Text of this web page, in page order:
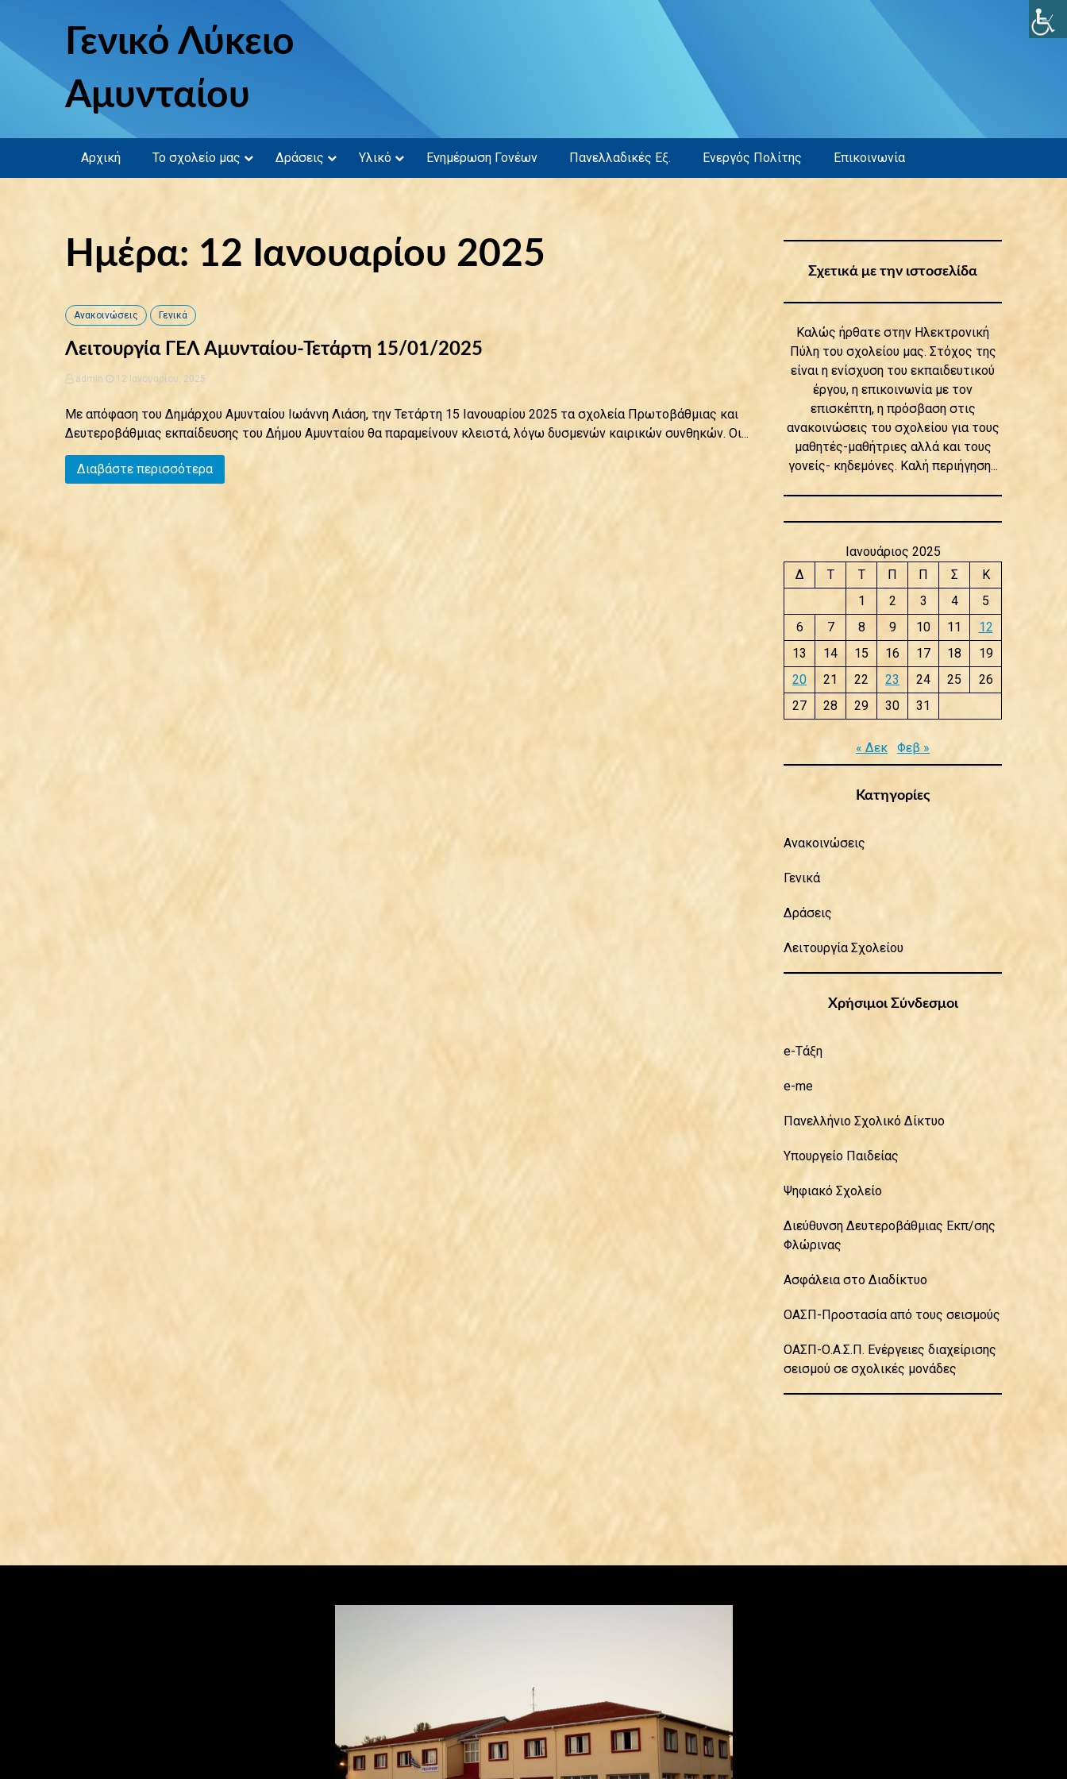
content
Γενικό Λύκειο
Αμυνταίου
Αρχική Το σχολείο μας Δράσεις Υλικό Ενημέρωση Γονέων Πανελλαδικές Εξ. Ενεργός Πολίτης Επικοινωνία
Ημέρα: 12 Ιανουαρίου 2025
Ανακοινώσεις Γενικά
Λειτουργία ΓΕΛ Αμυνταίου-Τετάρτη 15/01/2025
admin 12 Ιανουαρίου, 2025
Με απόφαση του Δημάρχου Αμυνταίου Ιωάννη Λιάση, την Τετάρτη 15 Ιανουαρίου 2025 τα σχολεία Πρωτοβάθμιας και
Δευτεροβάθμιας εκπαίδευσης του Δήμου Αμυνταίου θα παραμείνουν κλειστά, λόγω δυσμενών καιρικών συνθηκών. Οι...
Διαβάστε περισσότερα
Σχετικά με την ιστοσελίδα
Καλώς ήρθατε στην Ηλεκτρονική
Πύλη του σχολείου μας. Στόχος της
είναι η ενίσχυση του εκπαιδευτικού
έργου, η επικοινωνία με τον
επισκέπτη, η πρόσβαση στις
ανακοινώσεις του σχολείου για τους
μαθητές-μαθήτριες αλλά και τους
γονείς- κηδεμόνες. Καλή περιήγηση...
Ιανουάριος 2025
Δ
Τ Τ Π Π Σ
Κ
1
2 3 4
5
6
7 8 9 10 11
12
13
14 15 16 17 18
19
20
21 22 23 24 25
26
27
28 29 30 31
« Δεκ Φεβ »
Κατηγορίες
Ανακοινώσεις
Γενικά
Δράσεις
Λειτουργία Σχολείου
Χρήσιμοι Σύνδεσμοι
e-Τάξη
e-me
Πανελλήνιο Σχολικό Δίκτυο
Υπουργείο Παιδείας
Ψηφιακό Σχολείο
Διεύθυνση Δευτεροβάθμιας Εκπ/σης
Φλώρινας
Ασφάλεια στο Διαδίκτυο
ΟΑΣΠ-Προστασία από τους σεισμούς
ΟΑΣΠ-Ο.Α.Σ.Π. Ενέργειες διαχείρισης
σεισμού σε σχολικές μονάδες